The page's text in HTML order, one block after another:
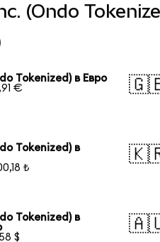
(Ondo
Tokenized) в Евро
€
Tokenized) в
₺
Tokenized) в
$